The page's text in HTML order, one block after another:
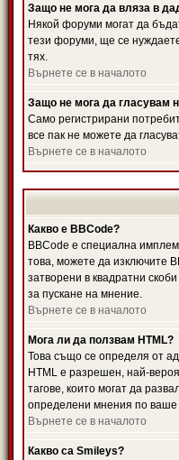
Защо не мога да вляза в
Някой форуми могат да
тези форуми, ще се
тях.
Върнете се в началото
Защо не мога да гласувам
Само регистрирани
все пак не можете да
Върнете се в началото
Какво е BBCode?
BBCode е специална
това, можете да изключите
затворени в квадратни
за пускане на мнение.
Върнете се в началото
Мога ли да ползвам HTML?
Това също се определя от
HTML е разрешен, най-
тагове, които могат да
определени мнения по ваше
Върнете се в началото
Какво са Smileys?